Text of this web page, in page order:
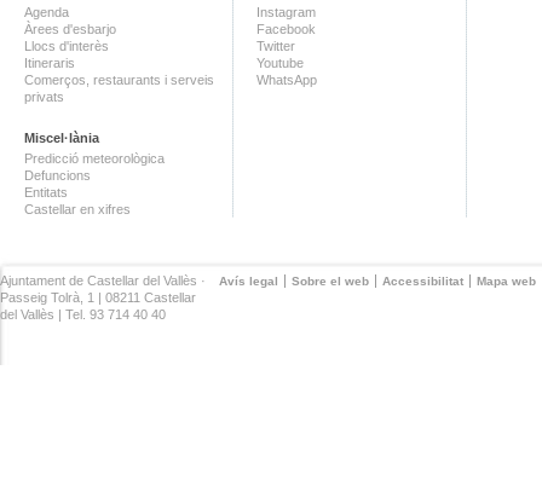
Agenda
Àrees d'esbarjo
Llocs d'interès
Itineraris
Comerços, restaurants i serveis
privats
Miscel·lània
Predicció meteorològica
Defuncions
Entitats
Castellar en xifres
Instagram
Facebook
Twitter
Youtube
WhatsApp
Avís legal Sobre el web Accessibilitat Mapa web
Ajuntament de Castellar del Vallès ·
Passeig Tolrà, 1 | 08211 Castellar
del Vallès | Tel. 93 714 40 40